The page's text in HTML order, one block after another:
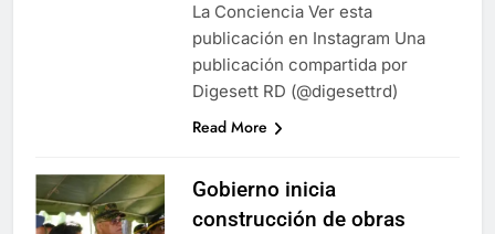
La Conciencia Ver esta
publicación en Instagram Una
publicación compartida por
Digesett RD (@digesettrd)
Read More
Gobierno inicia
construcción de obras